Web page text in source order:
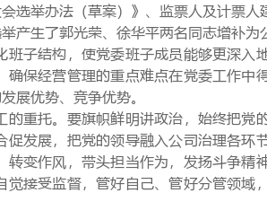
举办法（草案）》、监票人及计票人
生了郭光荣、徐华平两名同志增补为
子结构，使党委班子成员能够更深入
保经营管理的重点难点在党委工作中
展优势、竞争优势。
重托。要旗帜鲜明讲政治，始终把党
发展，把党的领导融入公司治理各环
变作风，带头担当作为，发扬斗争精
接受监督，管好自己、管好分管领域